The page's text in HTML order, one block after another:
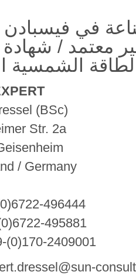
في فيسبادن
معتمد / شهادة
الشمسية
(BSc)
Str. 2a
/ Germany
496444
495881
(0)170-2409001